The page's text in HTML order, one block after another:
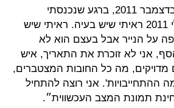
דומיניסיני: ״אני התמניתי ליושבת ראש הדסה בדצמבר 2011, ברגע שנכנסתי
לתפקידי וראיתי את הדוח הכספי מינואר עד יולי 2011 ראיתי שיש בעיה. ראיתי שיש
על הנייר אבל בעצם הוא לא
אני לא זוכרת את התאריך, איש
מדויקים, מה כל החובות המצטברים,
ההתחייבויות'. אני רוצה להתחיל
תמונת המצב העכשווית״.